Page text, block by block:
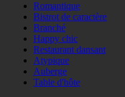
Romantique
Bistrot de caractère
Branché
Happy chic
Restaurant dansant
Atypique
Auberge
Table d'hôte